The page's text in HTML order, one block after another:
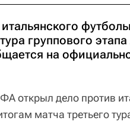
группового
на
открыл дело против
матча третьего